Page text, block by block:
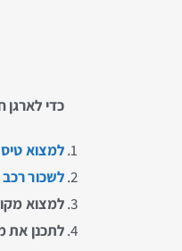
כדי לארגן
למצוא
לשכור רכב
למצוא
לתכנן את